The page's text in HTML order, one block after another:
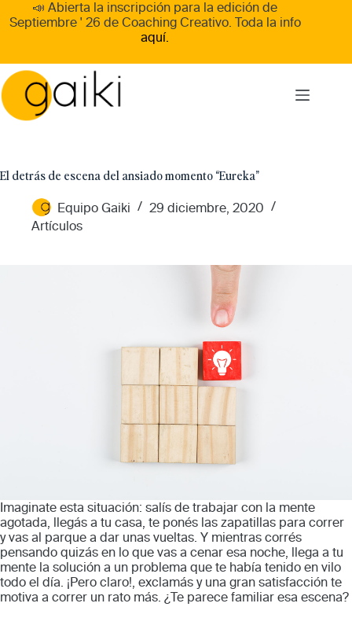
to
📣 Abierta la inscripción para la edición de
Septiembre ' 26 de Coaching Creativo. Toda la info
aquí.
El detrás de escena del ansiado momento “Eureka”
Equipo Gaiki
29 diciembre, 2020
Artículos
Imaginate esta situación: salís de trabajar con la mente
agotada, llegás a tu casa, te ponés las zapatillas para correr
y vas al parque a dar unas vueltas. Y mientras corrés
pensando quizás en lo que vas a cenar esa noche, llega a tu
mente la solución a un problema que te había tenido en vilo
todo el día. ¡Pero claro!, exclamás y una gran satisfacción te
motiva a correr un rato más. ¿Te parece familiar esa escena?